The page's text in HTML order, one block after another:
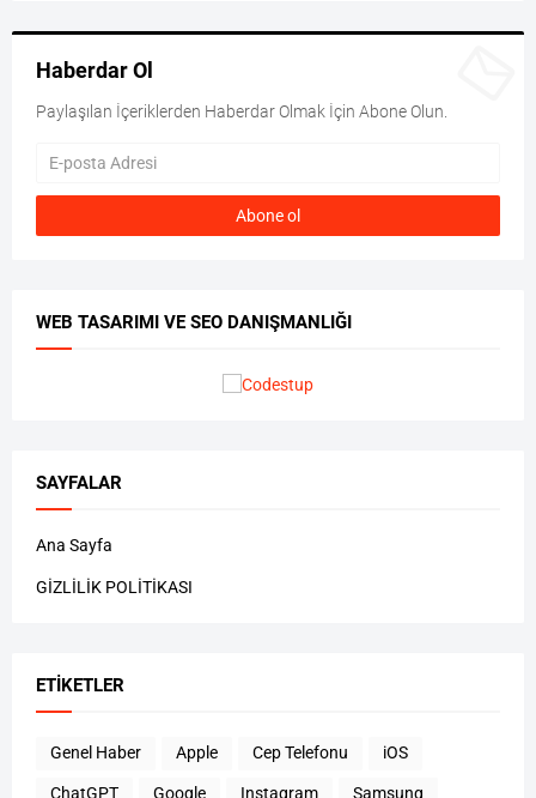
Haberdar Ol
Paylaşılan İçeriklerden Haberdar Olmak İçin Abone Olun.
WEB TASARIMI VE SEO DANIŞMANLIĞI
SAYFALAR
Ana Sayfa
GİZLİLİK POLİTİKASI
ETIKETLER
Genel Haber Apple Cep Telefonu iOS
ChatGPT Google Instagram Samsung